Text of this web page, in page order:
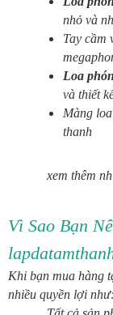
nhỏ và
Tay cầm
Loa
và thiết
Màng
thanh
xem thêm
Vì Sao Bạn
Khi bạn mua hàng
nhiều quyền lợi như: